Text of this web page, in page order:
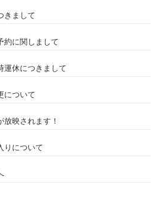
きまして
約に関しまして
運休につきまして
について
放映されます！
りについて